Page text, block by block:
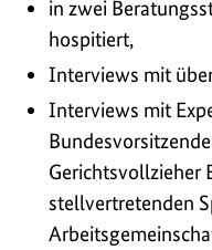
in zwei
hospitiert,
Interviews mit
Interviews mit
Gerichtsvollzieher
stellvertretenden